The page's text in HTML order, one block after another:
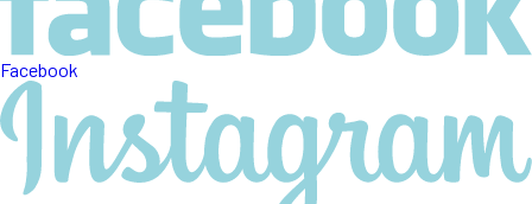
Facebook